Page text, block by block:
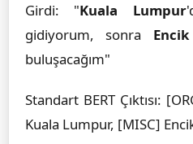
Girdi: "Kuala Lumpur
gidiyorum, sonra
buluşacağım"
Standart BERT Çıktısı:
Kuala Lumpur, [MISC]